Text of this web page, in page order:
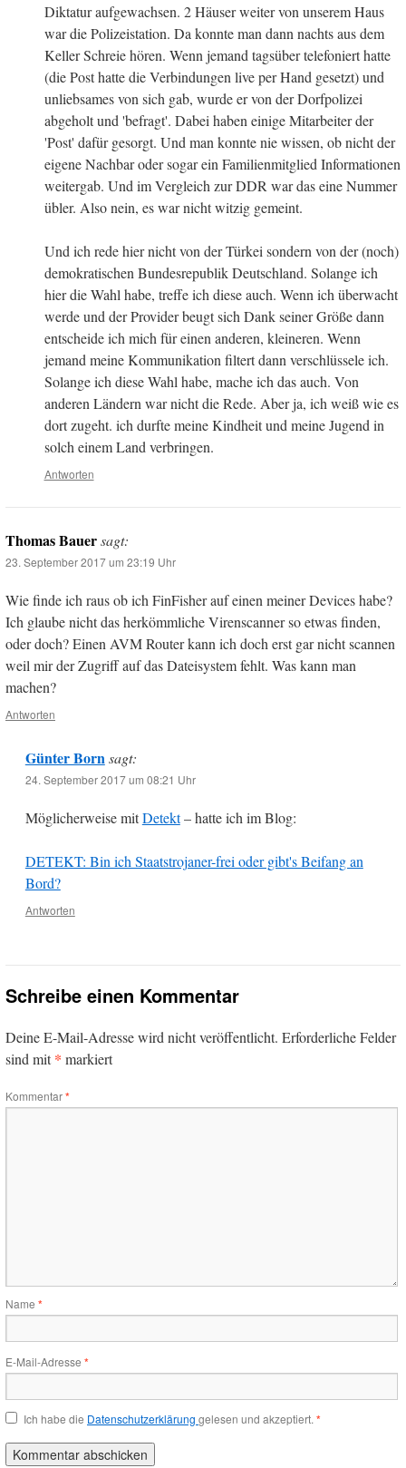
Diktatur aufgewachsen. 2 Häuser weiter von unserem Haus
war die Polizeistation. Da konnte man dann nachts aus dem
Keller Schreie hören. Wenn jemand tagsüber telefoniert hatte
(die Post hatte die Verbindungen live per Hand gesetzt) und
unliebsames von sich gab, wurde er von der Dorfpolizei
abgeholt und 'befragt'. Dabei haben einige Mitarbeiter der
'Post' dafür gesorgt. Und man konnte nie wissen, ob nicht der
eigene Nachbar oder sogar ein Familienmitglied Informationen
weitergab. Und im Vergleich zur DDR war das eine Nummer
übler. Also nein, es war nicht witzig gemeint.
Und ich rede hier nicht von der Türkei sondern von der (noch)
demokratischen Bundesrepublik Deutschland. Solange ich
hier die Wahl habe, treffe ich diese auch. Wenn ich überwacht
werde und der Provider beugt sich Dank seiner Größe dann
entscheide ich mich für einen anderen, kleineren. Wenn
jemand meine Kommunikation filtert dann verschlüssele ich.
Solange ich diese Wahl habe, mache ich das auch. Von
anderen Ländern war nicht die Rede. Aber ja, ich weiß wie es
dort zugeht. ich durfte meine Kindheit und meine Jugend in
solch einem Land verbringen.
Antworten
Thomas Bauersagt:
23. September 2017 um 23:19 Uhr
Wie finde ich raus ob ich FinFisher auf einen meiner Devices habe?
Ich glaube nicht das herkömmliche Virenscanner so etwas finden,
oder doch? Einen AVM Router kann ich doch erst gar nicht scannen
weil mir der Zugriff auf das Dateisystem fehlt. Was kann man
machen?
Antworten
Günter Born sagt:
24. September 2017 um 08:21 Uhr
Möglicherweise mitDetekt– hatte ich im Blog:
DETEKT: Bin ich Staatstrojaner-frei oder gibt's Beifang an
Bord?
Antworten
Schreibe einen Kommentar
Deine E-Mail-Adresse wird nicht veröffentlicht. Erforderliche Felder
sind mit* markiert
Kommentar*
Name *
E-Mail-Adresse *
Ich habe die Datenschutzerklärung gelesen und akzeptiert. *